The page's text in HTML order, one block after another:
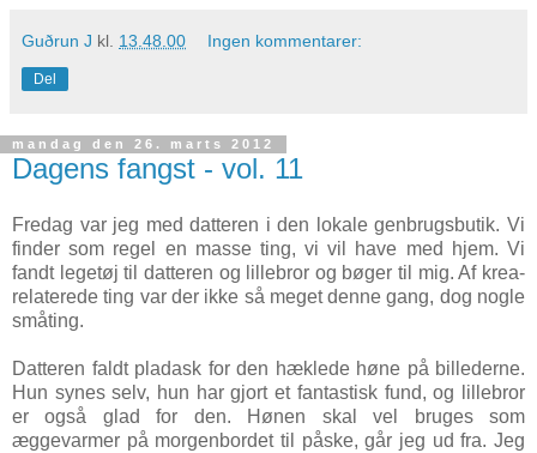
Guðrun J kl. 13.48.00 Ingen kommentarer:
Del
mandag den 26. marts 2012
Dagens fangst - vol. 11
Fredag var jeg med datteren i den lokale genbrugsbutik. Vi
finder som regel en masse ting, vi vil have med hjem. Vi
fandt legetøj til datteren og lillebror og bøger til mig. Af krea-
relaterede ting var der ikke så meget denne gang, dog nogle
småting.
Datteren faldt pladask for den hæklede høne på billederne.
Hun synes selv, hun har gjort et fantastisk fund, og lillebror
er også glad for den. Hønen skal vel bruges som
æggevarmer på morgenbordet til påske, går jeg ud fra. Jeg